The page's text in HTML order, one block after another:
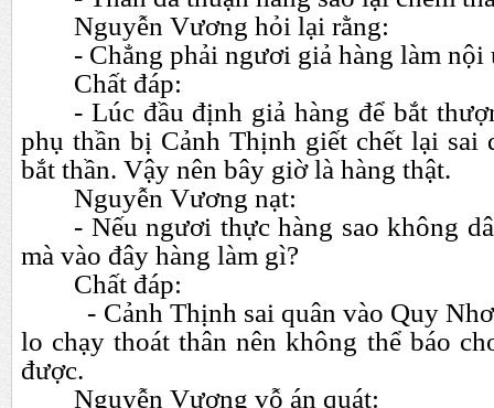
Nguyễn Vương hỏi lại rằng:
- Chẳng phải ngươi giả hàng làm nội
Chất đáp:
- Lúc đầu định giả hàng để bắt
phụ thần bị Cảnh Thịnh giết chết lại sai
bắt thần. Vậy nên bây giờ là hàng thật.
Nguyễn Vương nạt:
- Nếu ngươi thực hàng sao không
mà vào đây hàng làm gì?
Chất đáp:
- Cảnh Thịnh sai quân vào Quy
lo chạy thoát thân nên không thể báo
được.
Nguyễn Vương vỗ án quát: